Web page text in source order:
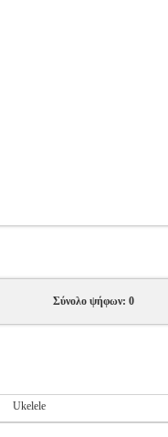
Σύνολο ψήφων: 0
Ukelele